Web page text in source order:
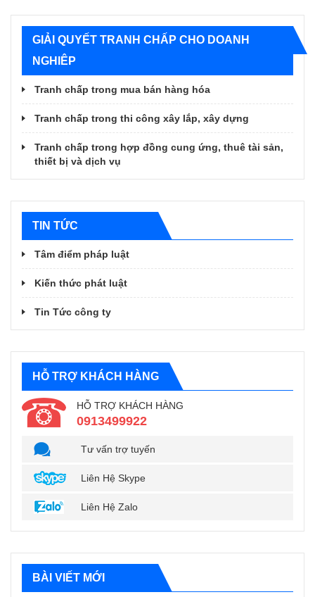
GIẢI QUYẾT TRANH CHẤP CHO DOANH
NGHIÊP
Tranh chấp trong mua bán hàng hóa
Tranh chấp trong thi công xây lắp, xây dựng
Tranh chấp trong hợp đồng cung ứng, thuê tài sản,
thiết bị và dịch vụ
TIN TỨC
Tâm điểm pháp luật
Kiến thức phát luật
Tin Tức công ty
HỖ TRỢ KHÁCH HÀNG
HỖ TRỢ KHÁCH HÀNG
0913499922
Tư vấn trợ tuyến
Liên Hệ Skype
Liên Hệ Zalo
BÀI VIẾT MỚI